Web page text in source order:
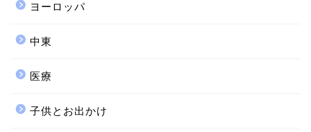
ヨーロッパ
中東
医療
子供とお出かけ